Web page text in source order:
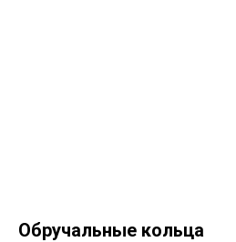
Обручальные кольца